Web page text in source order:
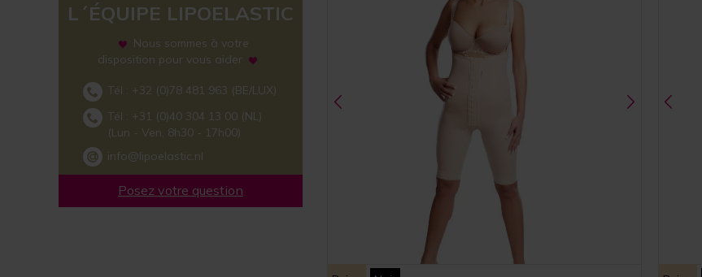
L´ÉQUIPE LIPOELASTIC
Nous sommes à votre
disposition pour vous aider
Tél : +32 (0)78 481 963 (BE/LUX)
Tél : +31 (0)40 304 13 00 (NL)
(Lun - Ven, 8h30 - 17h00)
info@lipoelastic.nl
Posez votre question